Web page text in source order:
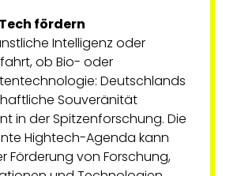
fördern
Intelligenz oder
ob Bio- oder
Deutschlands
Souveränität
in der Spitzenforschung. Die
Hightech-Agenda kann
Förderung von Forschung,